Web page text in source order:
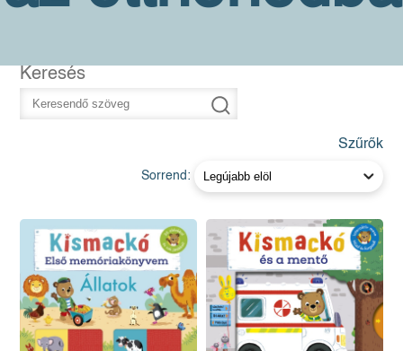
Keresés
Szűrők
Sorrend: